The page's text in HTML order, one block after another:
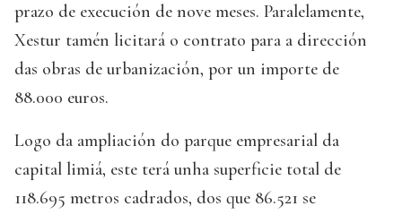
prazo de execución de nove meses. Paralelamente,
Xestur tamén licitará o contrato para a dirección
das obras de urbanización, por un importe de
88.000 euros.
Logo da ampliación do parque empresarial da
capital limiá, este terá unha superficie total de
118.695 metros cadrados, dos que 86.521 se